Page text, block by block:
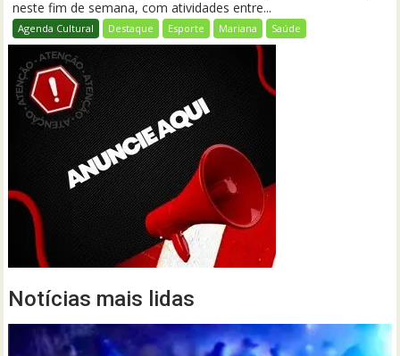
neste fim de semana, com atividades entre...
Agenda Cultural Destaque Esporte Mariana Saúde
Notícias mais lidas